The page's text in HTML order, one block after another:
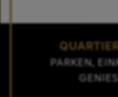
PARKEN,